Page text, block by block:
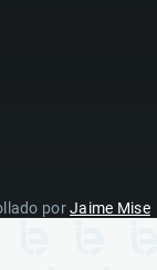
porJaime Mise